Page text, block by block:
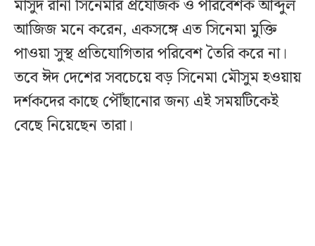
মাসুদ রানা সিনেমার প্রযোজক ও পরিবেশক আব্দুল
আজিজ মনে করেন, একসঙ্গে এত সিনেমা মুক্তি
পাওয়া সুস্থ প্রতিযোগিতার পরিবেশ তৈরি করে না।
তবে ঈদ দেশের সবচেয়ে বড় সিনেমা মৌসুম হওয়ায়
দর্শকদের কাছে পৌঁছানোর জন্য এই সময়টিকেই
বেছে নিয়েছেন তারা।